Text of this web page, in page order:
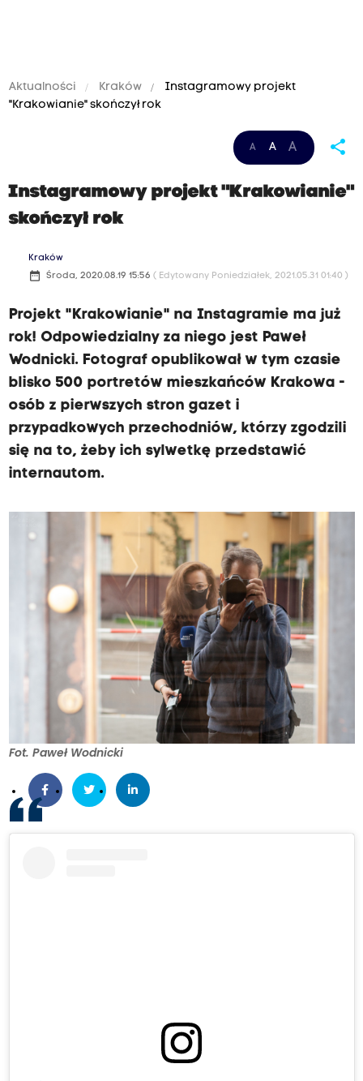
Aktualności Kraków
Instagramowy projekt
"Krakowianie" skończył rok
A A A share
Instagramowy projekt "Krakowianie"
skończył rok
Kraków
date_range Środa, 2020.08.19 15:56 ( Edytowany Poniedziałek, 2021.05.31 01:40 )
Projekt "Krakowianie" na Instagramie ma już
rok! Odpowiedzialny za niego jest Paweł
Wodnicki. Fotograf opublikował w tym czasie
blisko 500 portretów mieszkańców Krakowa -
osób z pierwszych stron gazet i
przypadkowych przechodniów, którzy zgodzili
się na to, żeby ich sylwetkę przedstawić
internautom.
Fot. Paweł Wodnicki